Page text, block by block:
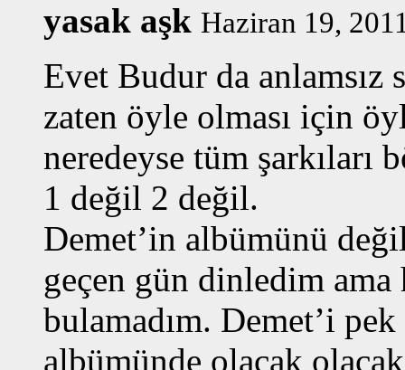
yasak aşk Haziran 19,
Evet Budur da anlamsız
zaten öyle olması için
neredeyse tüm şarkıları
1 değil 2 değil.
Demet’in albümünü
geçen gün dinledim
bulamadım. Demet’i
albümünde olacak